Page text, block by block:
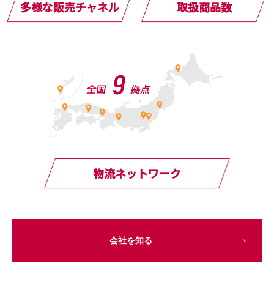
多様な販売チャネル 取扱商品数
物流ネットワーク
会社を知る